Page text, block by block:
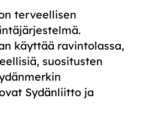
terveellisen
käyttää ravintolassa,
suositusten
Sydänliitto ja